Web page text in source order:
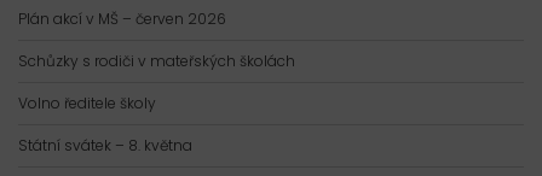
Plán akcí v MŠ – červen 2026
Schůzky s rodiči v mateřských školách
Volno ředitele školy
Státní svátek – 8. května